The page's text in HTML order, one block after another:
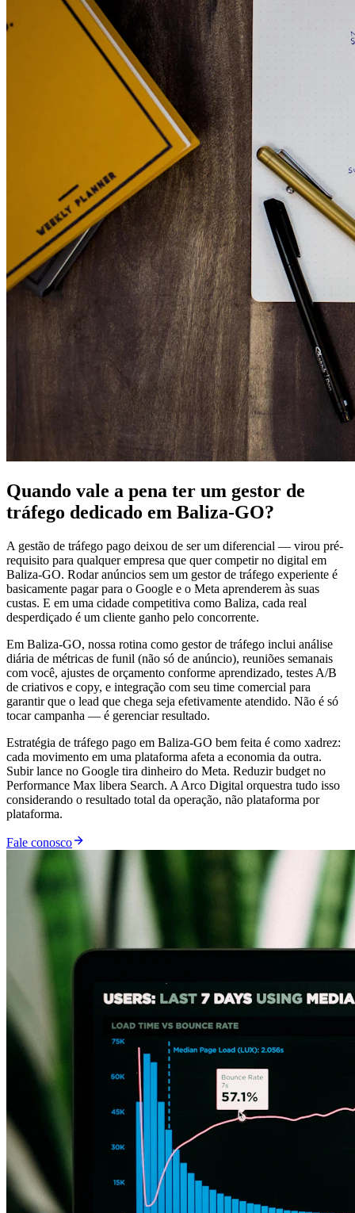
Quando vale a pena ter um gestor de
tráfego dedicado em Baliza-GO?
A gestão de tráfego pago deixou de ser um diferencial — virou pré-
requisito para qualquer empresa que quer competir no digital em
Baliza-GO. Rodar anúncios sem um gestor de tráfego experiente é
basicamente pagar para o Google e o Meta aprenderem às suas
custas. E em uma cidade competitiva como Baliza, cada real
desperdiçado é um cliente ganho pelo concorrente.
Em Baliza-GO, nossa rotina como gestor de tráfego inclui análise
diária de métricas de funil (não só de anúncio), reuniões semanais
com você, ajustes de orçamento conforme aprendizado, testes A/B
de criativos e copy, e integração com seu time comercial para
garantir que o lead que chega seja efetivamente atendido. Não é só
tocar campanha — é gerenciar resultado.
Estratégia de tráfego pago em Baliza-GO bem feita é como xadrez:
cada movimento em uma plataforma afeta a economia da outra.
Subir lance no Google tira dinheiro do Meta. Reduzir budget no
Performance Max libera Search. A Arco Digital orquestra tudo isso
considerando o resultado total da operação, não plataforma por
plataforma.
Fale conosco